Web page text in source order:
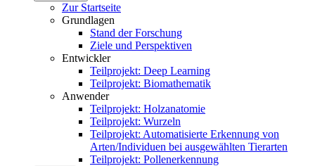
Zur Startseite
Grundlagen
Stand der Forschung
Ziele und Perspektiven
Entwickler
Teilprojekt: Deep Learning
Teilprojekt: Biomathematik
Anwender
Teilprojekt: Holzanatomie
Teilprojekt: Wurzeln
Teilprojekt: Automatisierte Erkennung von
Arten/Individuen bei ausgewählten Tierarten
Teilprojekt: Pollenerkennung